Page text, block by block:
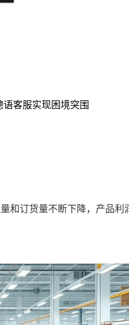
客服实现困境突围
和订货量不断下降，产品利